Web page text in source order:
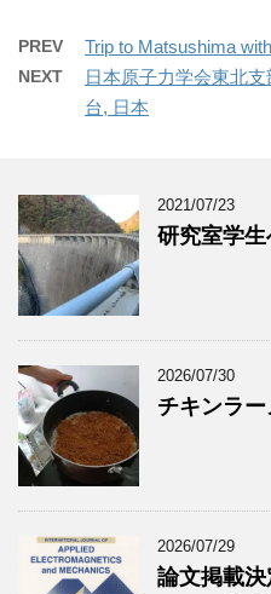
PREV Trip to Matsushima
NEXT
日本原子力学会東北
台, 日本
2021/07/23
研究室学
2026/07/30
チキンラ
2026/07/29
論文掲載